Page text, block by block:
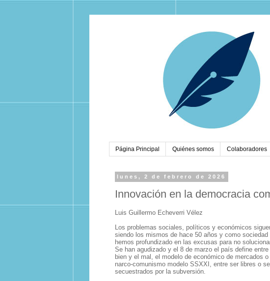
Página Principal Quiénes somos Colaboradores
lunes, 2 de febrero de 2026
Innovación en la democracia
Luis Guillermo Echeverri Vélez
Los problemas sociales, políticos y económicos
siendo los mismos de hace 50 años y como sociedad
hemos profundizado en las excusas para no
Se han agudizado y el 8 de marzo el país define entre
bien y el mal, el modelo de económico de mercados o
narco-comunismo modelo SSXXI, entre ser libres o
secuestrados por la subversión.